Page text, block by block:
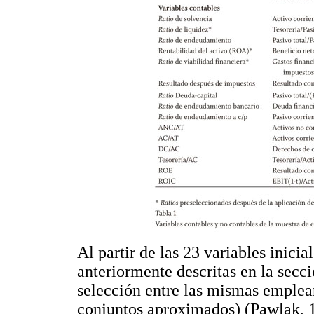
Al partir de las 23 variables
anteriormente descritas en la
selección entre las mismas
conjuntos aproximados)